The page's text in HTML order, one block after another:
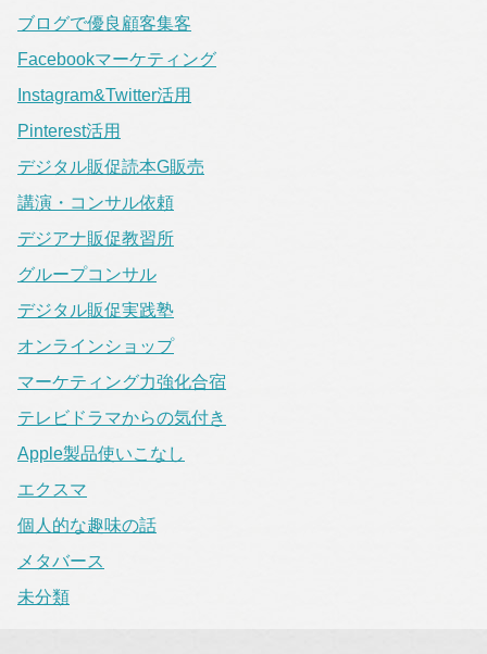
ブログで優良顧客集客
Facebookマーケティング
Instagram&Twitter活用
Pinterest活用
デジタル販促読本G販売
講演・コンサル依頼
デジアナ販促教習所
グループコンサル
デジタル販促実践塾
オンラインショップ
マーケティング力強化合宿
テレビドラマからの気付き
Apple製品使いこなし
エクスマ
個人的な趣味の話
メタバース
未分類